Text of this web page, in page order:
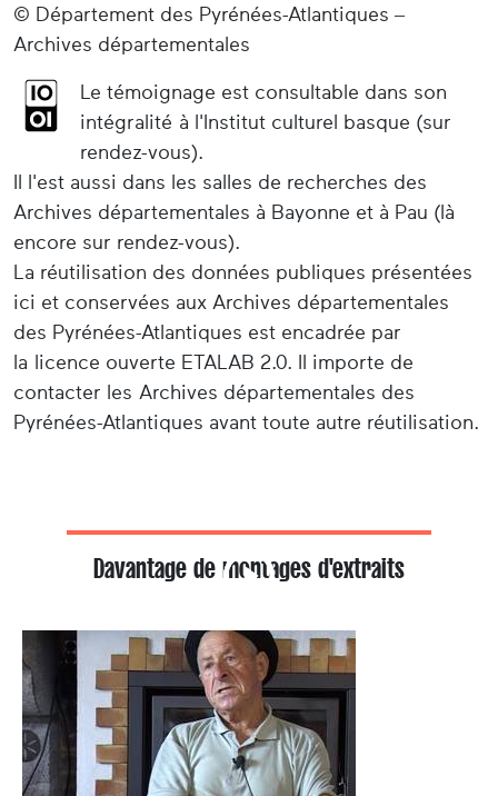
© Département des Pyrénées-Atlantiques –
Archives départementales
Le témoignage est consultable dans son
intégralité à l'Institut culturel basque (sur
rendez-vous).
Il l'est aussi dans les salles de recherches des
Archives départementales à Bayonne et à Pau (là
encore sur rendez-vous).
La réutilisation des données publiques présentées
ici et conservées aux Archives départementales
des Pyrénées-Atlantiques est encadrée par
la licence ouverte ETALAB 2.0. Il importe de
contacter les Archives départementales des
Pyrénées-Atlantiques avant toute autre réutilisation.
Davantage de montages d'extraits